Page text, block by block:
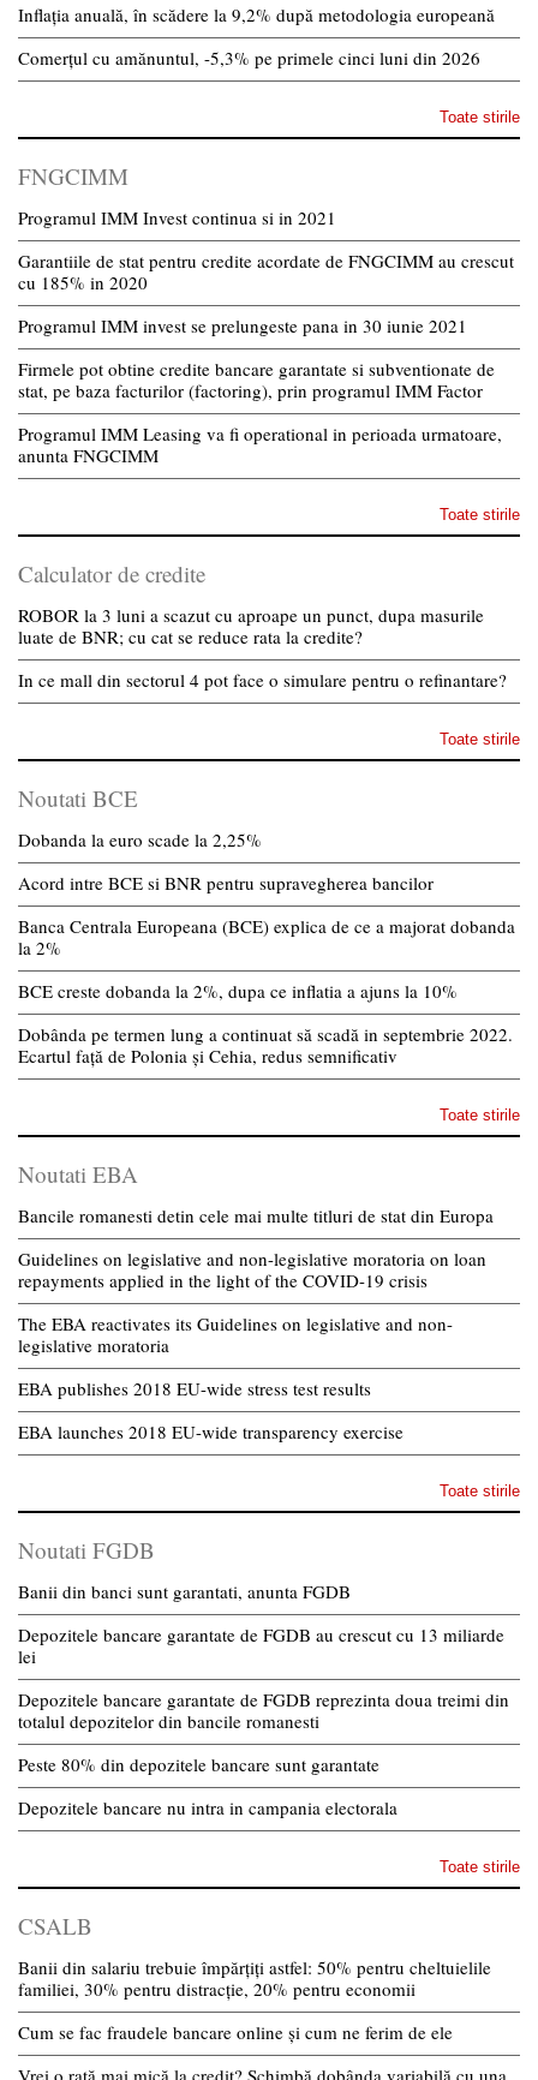
Inflația anuală, în scădere la 9,2% după metodologia europeană
Comerțul cu amănuntul, -5,3% pe primele cinci luni din 2026
Toate stirile
FNGCIMM
Programul IMM Invest continua si in 2021
Garantiile de stat pentru credite acordate de FNGCIMM au crescut
cu 185% in 2020
Programul IMM invest se prelungeste pana in 30 iunie 2021
Firmele pot obtine credite bancare garantate si subventionate de
stat, pe baza facturilor (factoring), prin programul IMM Factor
Programul IMM Leasing va fi operational in perioada urmatoare,
anunta FNGCIMM
Toate stirile
Calculator de credite
ROBOR la 3 luni a scazut cu aproape un punct, dupa masurile
luate de BNR; cu cat se reduce rata la credite?
In ce mall din sectorul 4 pot face o simulare pentru o refinantare?
Toate stirile
Noutati BCE
Dobanda la euro scade la 2,25%
Acord intre BCE si BNR pentru supravegherea bancilor
Banca Centrala Europeana (BCE) explica de ce a majorat dobanda
la 2%
BCE creste dobanda la 2%, dupa ce inflatia a ajuns la 10%
Dobânda pe termen lung a continuat să scadă in septembrie 2022.
Ecartul față de Polonia și Cehia, redus semnificativ
Toate stirile
Noutati EBA
Bancile romanesti detin cele mai multe titluri de stat din Europa
Guidelines on legislative and non-legislative moratoria on loan
repayments applied in the light of the COVID-19 crisis
The EBA reactivates its Guidelines on legislative and non-
legislative moratoria
EBA publishes 2018 EU-wide stress test results
EBA launches 2018 EU-wide transparency exercise
Toate stirile
Noutati FGDB
Banii din banci sunt garantati, anunta FGDB
Depozitele bancare garantate de FGDB au crescut cu 13 miliarde
lei
Depozitele bancare garantate de FGDB reprezinta doua treimi din
totalul depozitelor din bancile romanesti
Peste 80% din depozitele bancare sunt garantate
Depozitele bancare nu intra in campania electorala
Toate stirile
CSALB
Banii din salariu trebuie împărțiți astfel: 50% pentru cheltuielile
familiei, 30% pentru distracție, 20% pentru economii
Cum se fac fraudele bancare online și cum ne ferim de ele
Vrei o rată mai mică la credit? Schimbă dobânda variabilă cu una